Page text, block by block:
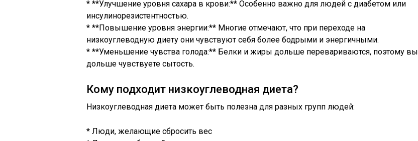
* **Улучшение уровня сахара в крови:** Особенно важно для людей с диабетом или
инсулинорезистентностью.
* **Повышение уровня энергии:** Многие отмечают, что при переходе на
низкоуглеводную диету они чувствуют себя более бодрыми и энергичными.
* **Уменьшение чувства голода:** Белки и жиры дольше перевариваются, поэтому вы
дольше чувствуете сытость.
Кому подходит низкоуглеводная диета?
Низкоуглеводная диета может быть полезна для разных групп людей:
* Люди, желающие сбросить вес